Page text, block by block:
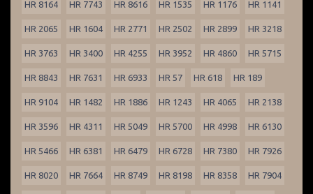
HR 8164 HR 7743 HR 8616 HR 1535 HR 1176 HR 1141
HR 2065 HR 1604 HR 2771 HR 2502 HR 2899 HR 3218
HR 3763 HR 3400 HR 4255 HR 3952 HR 4860 HR 5715
HR 8843 HR 7631 HR 6933 HR 57 HR 618 HR 189
HR 9104 HR 1482 HR 1886 HR 1243 HR 4065 HR 2138
HR 3596 HR 4311 HR 5049 HR 5700 HR 4998 HR 6130
HR 5466 HR 6381 HR 6479 HR 6728 HR 7380 HR 7926
HR 8020 HR 7664 HR 8749 HR 8198 HR 8358 HR 7904